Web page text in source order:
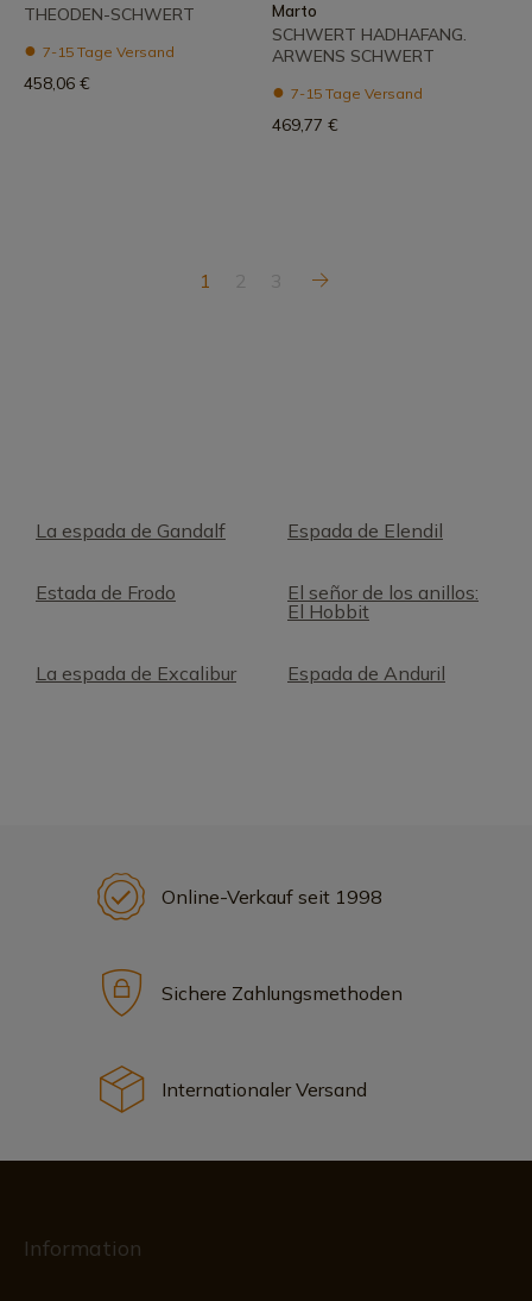
THEODEN-SCHWERT
7-15 Tage Versand
458,06 €
Marto
SCHWERT HADHAFANG.
ARWENS SCHWERT
7-15 Tage Versand
469,77 €
1 2 3
La espada de Gandalf Espada de Elendil
Estada de Frodo
El señor de los anillos:
El Hobbit
La espada de Excalibur Espada de Anduril
Online-Verkauf seit 1998
Sichere Zahlungsmethoden
Internationaler Versand
Information